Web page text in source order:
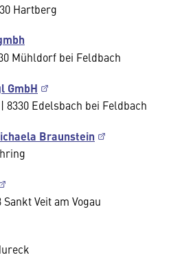
Hartberg
Mühldorf bei Feldbach
GmbH
8330 Edelsbach bei Feldbach
Braunstein
Veit am Vogau